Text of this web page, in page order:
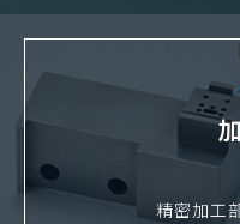
精密加工